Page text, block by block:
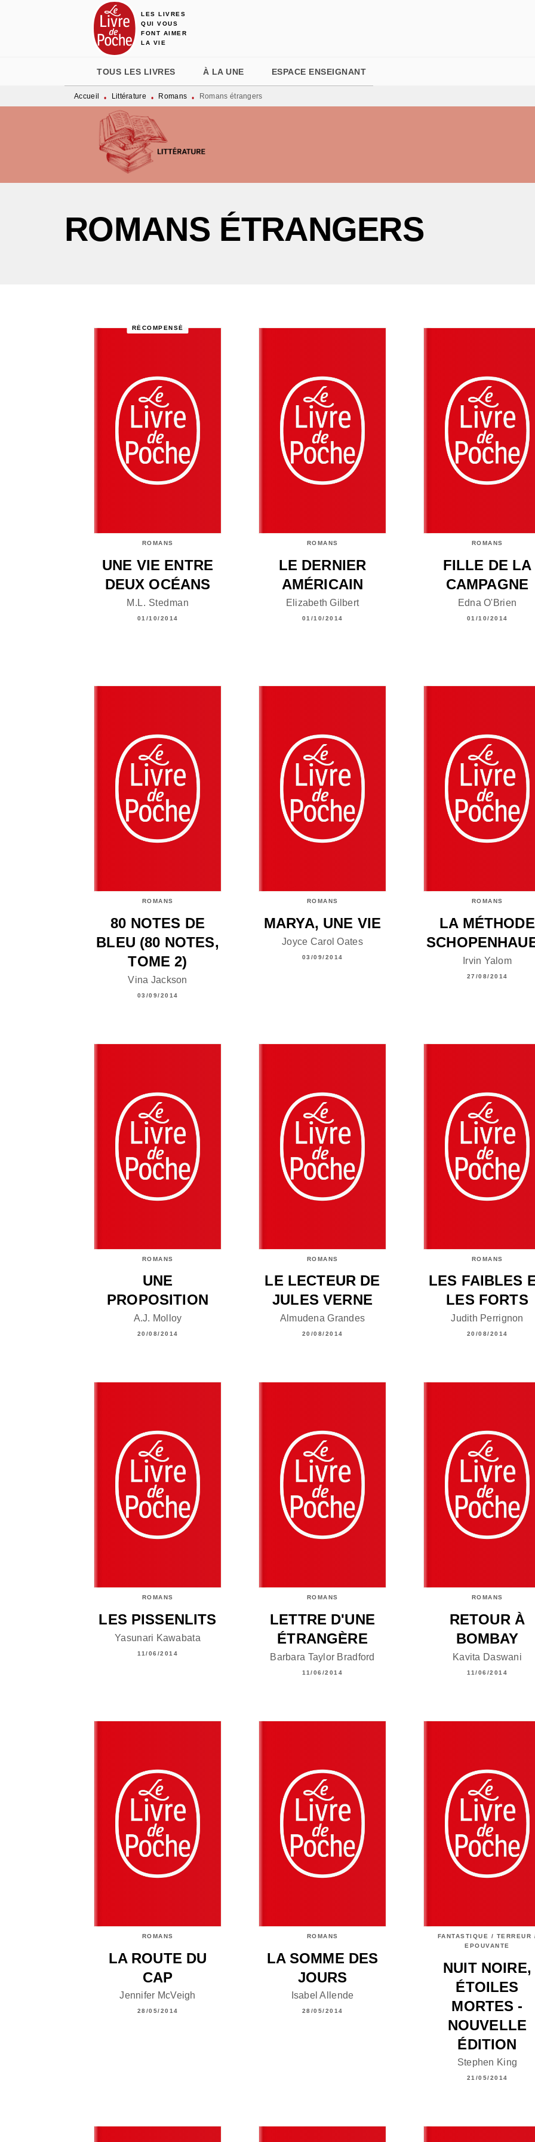
MENU RECHERCHE
LES LIVRES
QUI VOUS
FONT AIMER
LA VIE
TOUS LES LIVRES À LA UNE ESPACE ENSEIGNANT
Accueil • Littérature • Romans • Romans étrangers
ROMANS ÉTRANGERS
RÉCOMPENSÉ
ROMANS
UNE VIE ENTRE
DEUX OCÉANS
M.L. Stedman
01/10/2014
ROMANS
LE DERNIER
AMÉRICAIN
Elizabeth Gilbert
01/10/2014
ROMANS
FILLE DE LA
CAMPAGNE
Edna O'Brien
01/10/2014
ROMANS
80 NOTES DE
BLEU (80 NOTES,
TOME 2)
Vina Jackson
03/09/2014
ROMANS
MARYA, UNE VIE
Joyce Carol Oates
03/09/2014
ROMANS
LA MÉTHODE
Irvin Yalom
27/08/2014
ROMANS
UNE
PROPOSITION
A.J. Molloy
20/08/2014
ROMANS
LE LECTEUR DE
JULES VERNE
Almudena Grandes
20/08/2014
ROMANS
LES FAIBLES
LES FORTS
Judith Perrignon
20/08/2014
ROMANS
LES PISSENLITS
Yasunari Kawabata
11/06/2014
ROMANS
LETTRE D'UNE
ÉTRANGÈRE
Barbara Taylor Bradford
11/06/2014
ROMANS
RETOUR À
BOMBAY
Kavita Daswani
11/06/2014
ROMANS
LA ROUTE DU
CAP
Jennifer McVeigh
28/05/2014
ROMANS
LA SOMME DES
JOURS
Isabel Allende
28/05/2014
FANTASTIQUE / TERREUR
EPOUVANTE
NUIT NOIRE,
ÉTOILES
MORTES -
NOUVELLE
ÉDITION
Stephen King
21/05/2014